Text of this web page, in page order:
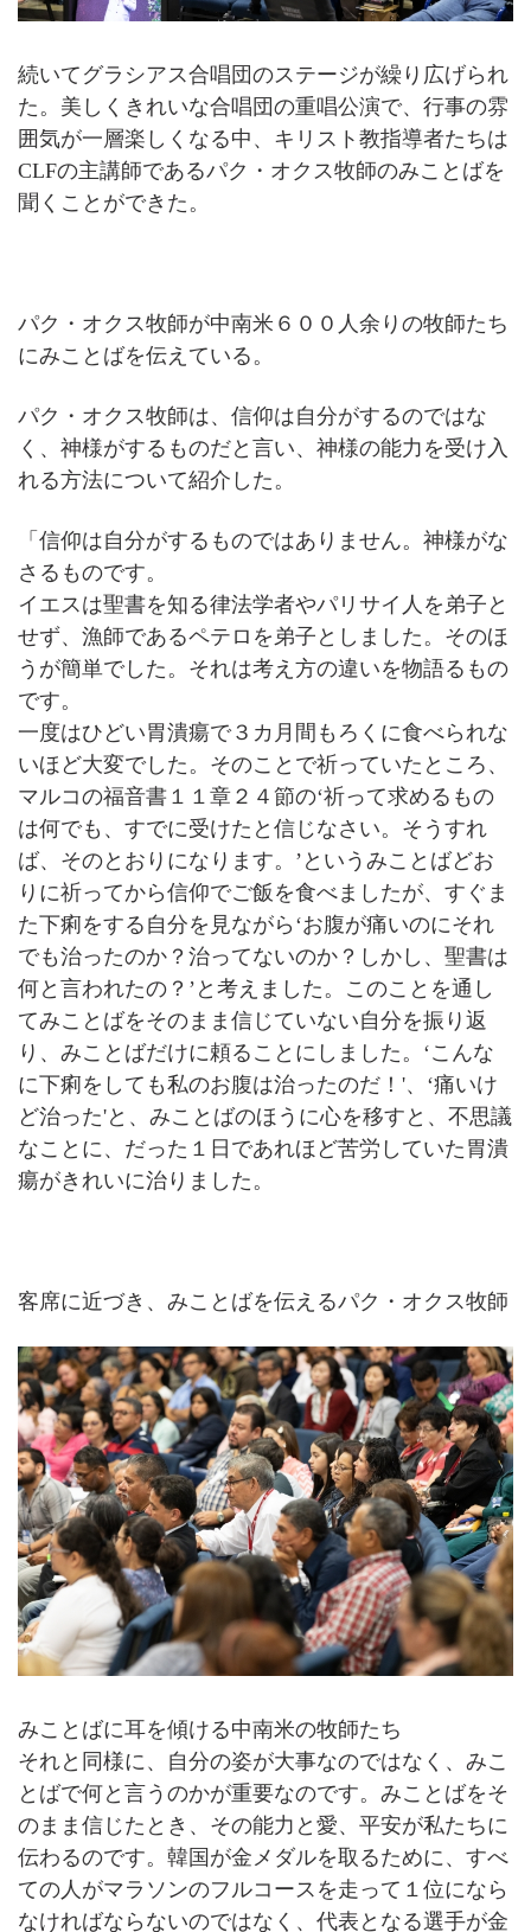
続いてグラシアス合唱団のステージが繰り広げられ
た。美しくきれいな合唱団の重唱公演で、行事の雰
囲気が一層楽しくなる中、キリスト教指導者たちは
CLFの主講師であるパク・オクス牧師のみことばを
聞くことができた。
パク・オクス牧師が中南米６００人余りの牧師たち
にみことばを伝えている。
パク・オクス牧師は、信仰は自分がするのではな
く、神様がするものだと言い、神様の能力を受け入
れる方法について紹介した。
「信仰は自分がするものではありません。神様がな
さるものです。
イエスは聖書を知る律法学者やパリサイ人を弟子と
せず、漁師であるペテロを弟子としました。そのほ
うが簡単でした。それは考え方の違いを物語るもの
です。
一度はひどい胃潰瘍で３カ月間もろくに食べられな
いほど大変でした。そのことで祈っていたところ、
マルコの福音書１１章２４節の‘祈って求めるもの
は何でも、すでに受けたと信じなさい。そうすれ
ば、そのとおりになります。’というみことばどお
りに祈ってから信仰でご飯を食べましたが、すぐま
た下痢をする自分を見ながら‘お腹が痛いのにそれ
でも治ったのか？治ってないのか？しかし、聖書は
何と言われたの？’と考えました。このことを通し
てみことばをそのまま信じていない自分を振り返
り、みことばだけに頼ることにしました。‘こんな
に下痢をしても私のお腹は治ったのだ！'、‘痛いけ
ど治った'と、みことばのほうに心を移すと、不思議
なことに、だった１日であれほど苦労していた胃潰
瘍がきれいに治りました。
客席に近づき、みことばを伝えるパク・オクス牧師
みことばに耳を傾ける中南米の牧師たち
それと同様に、自分の姿が大事なのではなく、みこ
とばで何と言うのかが重要なのです。みことばをそ
のまま信じたとき、その能力と愛、平安が私たちに
伝わるのです。韓国が金メダルを取るために、すべ
ての人がマラソンのフルコースを走って１位になら
なければならないのではなく、代表となる選手が金